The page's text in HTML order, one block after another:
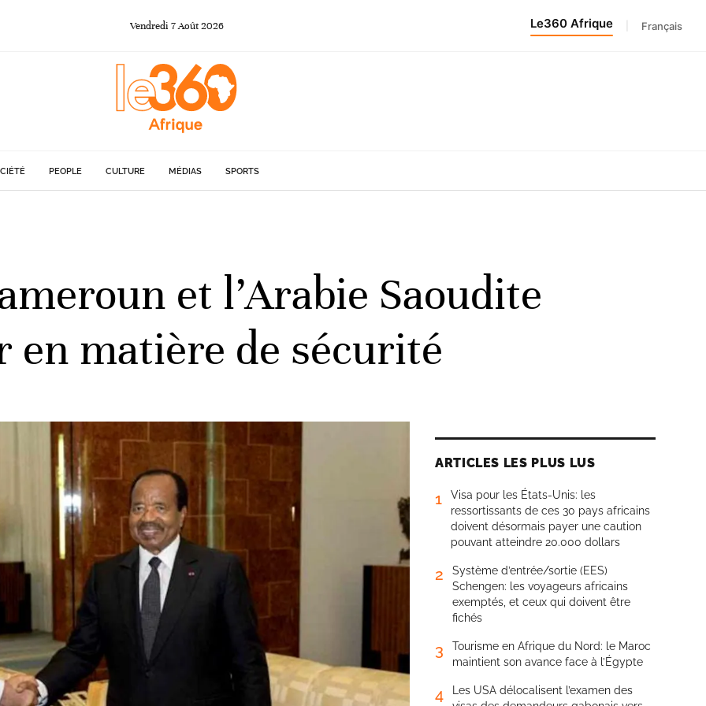
Vendredi 7Août 2026 Le360 Afrique Français
PEOPLE CULTURE MÉDIAS SPORTS
et l’Arabie Saoudite
en matière de sécurité
ARTICLES LES PLUS LUS
1
Visa pour les États-Unis: les
ressortissants de ces 30 pays africains
doivent désormais payer une caution
pouvant atteindre 20.000 dollars
2
Système d’entrée/sortie (EES)
Schengen: les voyageurs africains
exemptés, et ceux qui doivent être
fichés
3
Tourisme en Afrique du Nord: le Maroc
maintient son avance face à l’Égypte
4
Les USA délocalisent l’examen des